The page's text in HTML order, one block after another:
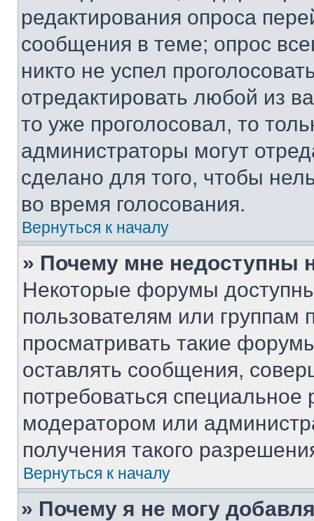
редактирования опроса
сообщения в теме; опрос
никто не успел
отредактировать любой из
то уже проголосовал, то
администраторы могут
сделано для того, чтобы
во время голосования.
Вернуться к началу
» Почему мне недоступны
Некоторые форумы
пользователям или группам
просматривать такие
оставлять сообщения,
потребоваться
модератором или
получения такого
Вернуться к началу
» Почему я не могу